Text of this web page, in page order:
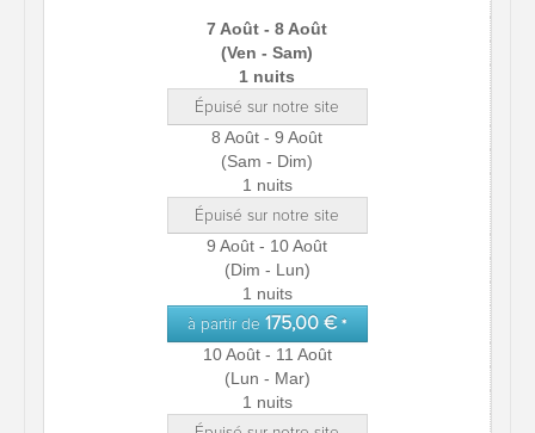
7 Août - 8 Août
(Ven - Sam)
1 nuits
Épuisé sur notre site
8 Août - 9 Août
(Sam - Dim)
1 nuits
Épuisé sur notre site
9 Août - 10 Août
(Dim - Lun)
1 nuits
à partir de 175,00 € *
10 Août - 11 Août
(Lun - Mar)
1 nuits